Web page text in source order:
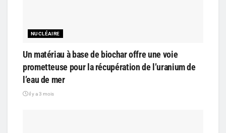
NUCLÉAIRE
Un matériau à base de biochar offre une voie
prometteuse pour la récupération de l’uranium de
l’eau de mer
il y a 3 mois